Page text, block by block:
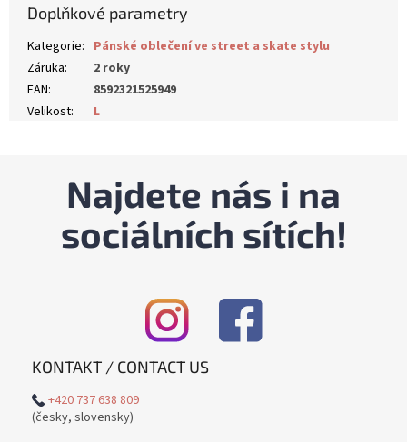
Doplňkové parametry
Kategorie: Pánské oblečení ve street a skate stylu
Záruka:
2 roky
EAN:
8592321525949
Velikost: L
Najdete nás i na
sociálních sítích!
KONTAKT / CONTACT US
+420 737 638 809
(česky, slovensky)